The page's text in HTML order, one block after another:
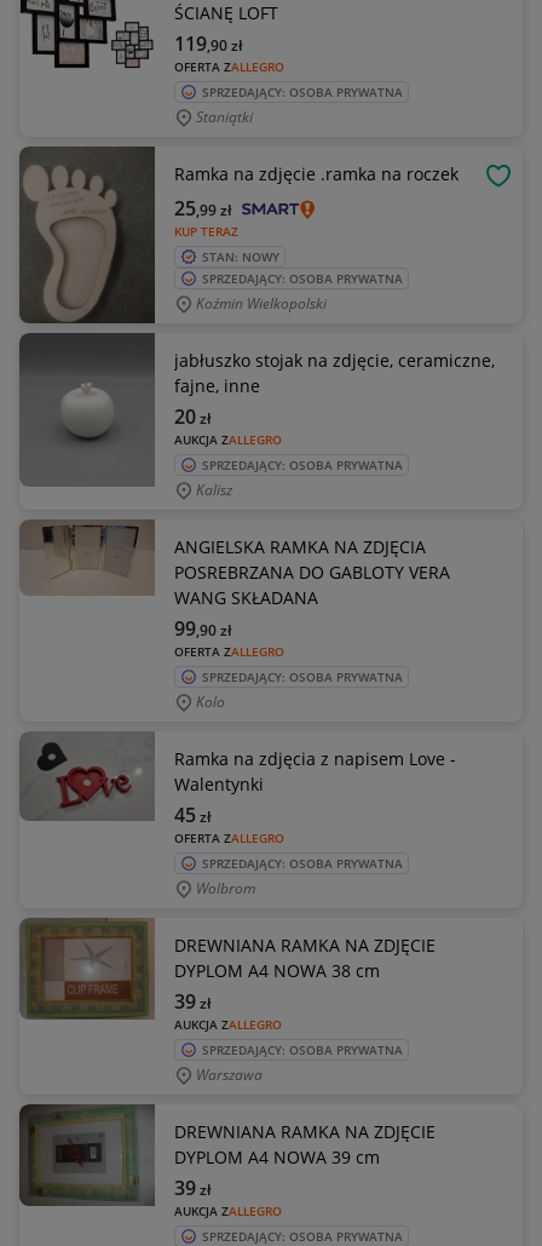
ŚCIANĘ LOFT
OFERTA ZALLEGRO
119,90zł
SPRZEDAJĄCY: OSOBA PRYWATNA
Staniątki
Ramka na zdjęcie .ramka na roczek
KUP TERAZ
25,99zł
STAN: NOWY
SPRZEDAJĄCY: OSOBA PRYWATNA
Koźmin Wielkopolski
jabłuszko stojak na zdjęcie, ceramiczne,
fajne, inne
AUKCJA ZALLEGRO
20zł
SPRZEDAJĄCY: OSOBA PRYWATNA
Kalisz
ANGIELSKA RAMKA NA ZDJĘCIA
POSREBRZANA DO GABLOTY VERA
WANG SKŁADANA
OFERTA ZALLEGRO
99,90zł
SPRZEDAJĄCY: OSOBA PRYWATNA
Kolo
Ramka na zdjęcia z napisem Love -
Walentynki
OFERTA ZALLEGRO
45zł
SPRZEDAJĄCY: OSOBA PRYWATNA
Wolbrom
DREWNIANA RAMKA NA ZDJĘCIE
DYPLOM A4 NOWA 38 cm
AUKCJA ZALLEGRO
39zł
SPRZEDAJĄCY: OSOBA PRYWATNA
Warszawa
DREWNIANA RAMKA NA ZDJĘCIE
DYPLOM A4 NOWA 39 cm
AUKCJA ZALLEGRO
39zł
SPRZEDAJĄCY: OSOBA PRYWATNA